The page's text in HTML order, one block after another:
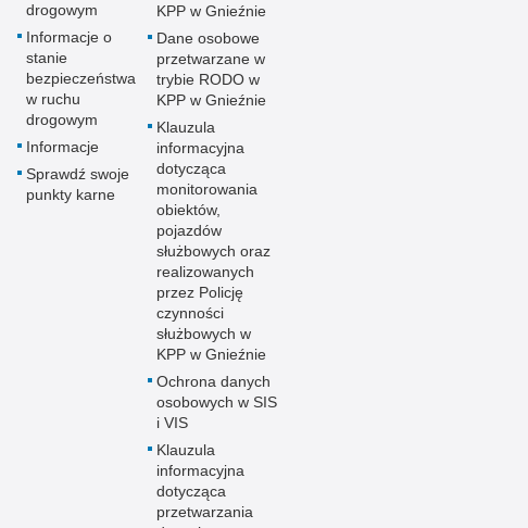
drogowym
Informacje o
stanie
bezpieczeństwa
w ruchu
drogowym
Informacje
Sprawdź swoje
punkty karne
KPP w Gnieźnie
Dane osobowe
przetwarzane w
trybie RODO w
KPP w Gnieźnie
Klauzula
informacyjna
dotycząca
monitorowania
obiektów,
pojazdów
służbowych oraz
realizowanych
przez Policję
czynności
służbowych w
KPP w Gnieźnie
Ochrona danych
osobowych w SIS
i VIS
Klauzula
informacyjna
dotycząca
przetwarzania